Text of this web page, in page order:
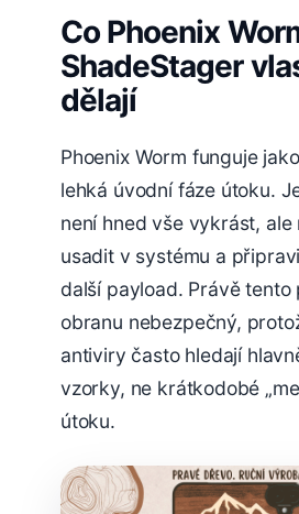
Co Phoenix
ShadeStager
dělají
Phoenix Worm funguje
lehká úvodní fáze útoku.
není hned vše vykrást, ale
usadit v systému a
další payload. Právě
obranu nebezpečný,
antiviry často hledají
vzorky, ne krátkodobé
útoku.